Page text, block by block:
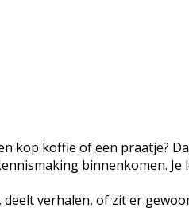
kop koffie of een praatje?
binnenkomen. Je
verhalen, of zit er